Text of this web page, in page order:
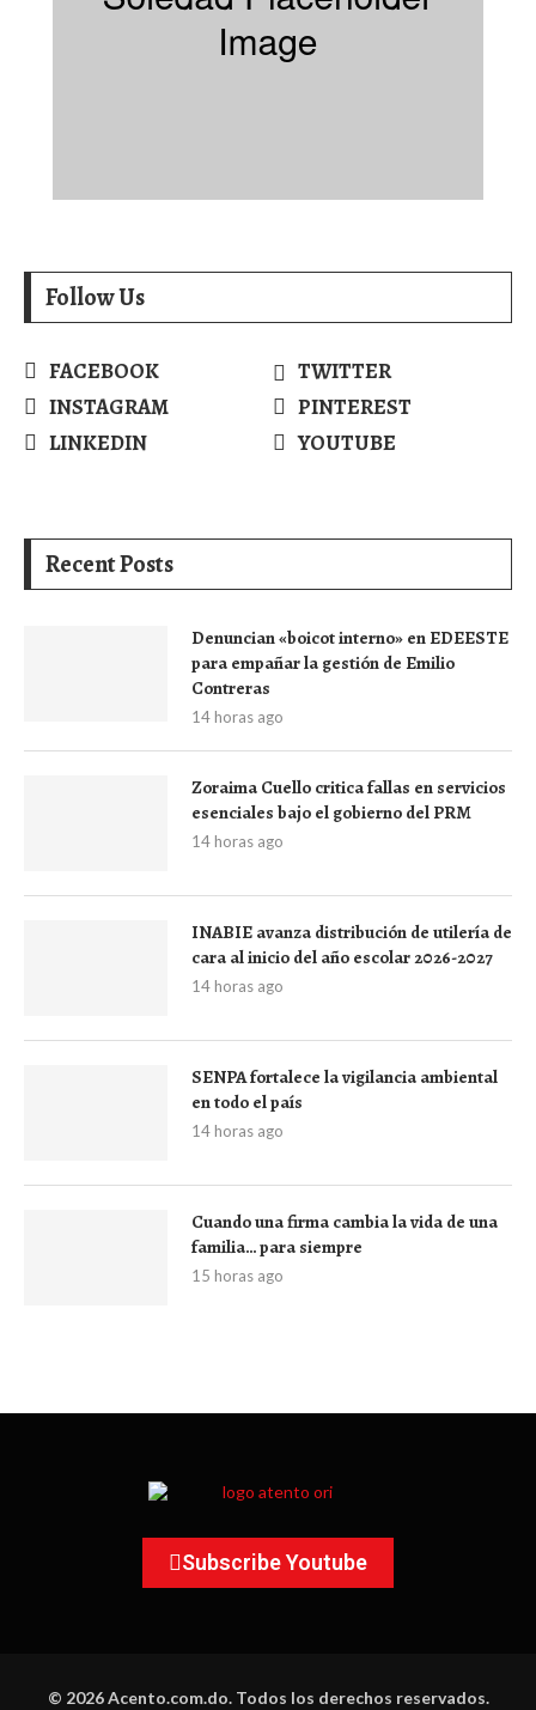
Follow Us
FACEBOOK
TWITTER
INSTAGRAM
PINTEREST
LINKEDIN
YOUTUBE
Recent Posts
Denuncian «boicot interno» en EDEESTE
para empañar la gestión de Emilio
Contreras
14 horas ago
Zoraima Cuello critica fallas en servicios
esenciales bajo el gobierno del PRM
14 horas ago
INABIE avanza distribución de utilería de
cara al inicio del año escolar 2026-2027
14 horas ago
SENPA fortalece la vigilancia ambiental
en todo el país
14 horas ago
Cuando una firma cambia la vida de una
familia… para siempre
15 horas ago
Subscribe Youtube
© 2026 Acento.com.do. Todos los derechos reservados.